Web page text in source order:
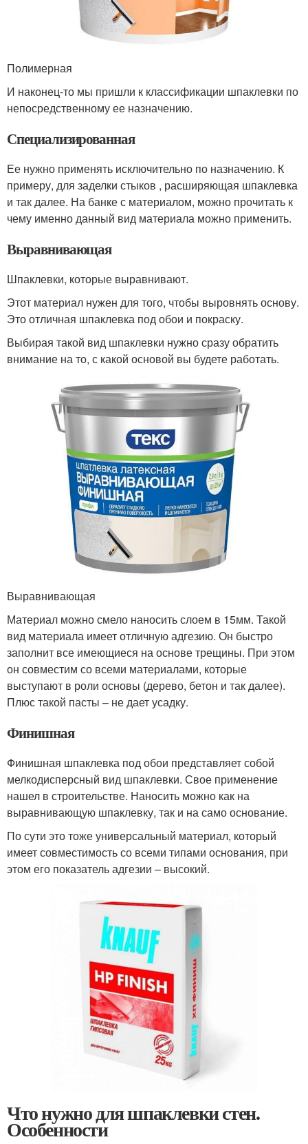
Полимерная
И наконец-то мы пришли к классификации шпаклевки по
непосредственному ее назначению.
Специализированная
Ее нужно применять исключительно по назначению. К
примеру, для заделки стыков , расширяющая шпаклевка
и так далее. На банке с материалом, можно прочитать к
чему именно данный вид материала можно применить.
Выравнивающая
Шпаклевки, которые выравнивают.
Этот материал нужен для того, чтобы выровнять основу.
Это отличная шпаклевка под обои и покраску.
Выбирая такой вид шпаклевки нужно сразу обратить
внимание на то, с какой основой вы будете работать.
Выравнивающая
Материал можно смело наносить слоем в 15мм. Такой
вид материала имеет отличную адгезию. Он быстро
заполнит все имеющиеся на основе трещины. При этом
он совместим со всеми материалами, которые
выступают в роли основы (дерево, бетон и так далее).
Плюс такой пасты – не дает усадку.
Финишная
Финишная шпаклевка под обои представляет собой
мелкодисперсный вид шпаклевки. Свое применение
нашел в строительстве. Наносить можно как на
выравнивающую шпаклевку, так и на само основание.
По сути это тоже универсальный материал, который
имеет совместимость со всеми типами основания, при
этом его показатель адгезии – высокий.
Что нужно для шпаклевки стен.
Особенности